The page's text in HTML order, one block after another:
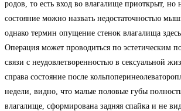
родов, то есть вход во влагалище приоткрыт, но
состояние можно назвать недостаточностью
однако термин опущение стенок влагалища
Операция может проводиться по эстетическим
связи с неудовлетворенностью в сексуальной
справа состояние после
недели, видно, что малые половые губы
влагалище, сформирована задняя спайка и не